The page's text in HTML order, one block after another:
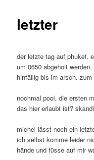
letzter
der letzte tag auf phuket.
um 0650 abgeholt
hinfällig bis im arsch.
nochmal pool. die ersten
das hier erlaubt ist?
michel lässt noch ein
ich selbst komme leider
hände und füsse auf mir